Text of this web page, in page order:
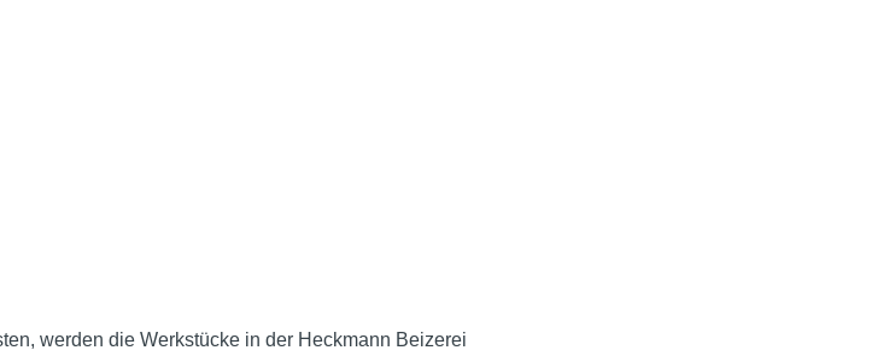
werden die Werkstücke in der Heckmann Beizerei